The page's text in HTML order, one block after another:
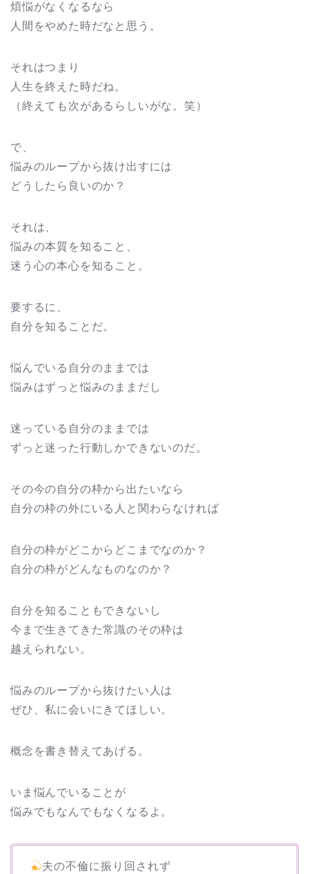
煩悩がなくなるなら
人間をやめた時だなと思う。
それはつまり
人生を終えた時だね。
（終えても次があるらしいがな。笑）
で、
悩みのループから抜け出すには
どうしたら良いのか？
それは、
悩みの本質を知ること、
迷う心の本心を知ること。
要するに、
自分を知ることだ。
悩んでいる自分のままでは
悩みはずっと悩みのままだし
迷っている自分のままでは
ずっと迷った行動しかできないのだ。
その今の自分の枠から出たいなら
自分の枠の外にいる人と関わらなければ
自分の枠がどこからどこまでなのか？
自分の枠がどんなものなのか？
自分を知ることもできないし
今まで生きてきた常識のその枠は
越えられない。
悩みのループから抜けたい人は
ぜひ、私に会いにきてほしい。
概念を書き替えてあげる。
いま悩んでいることが
悩みでもなんでもなくなるよ。
夫の不倫に振り回されず